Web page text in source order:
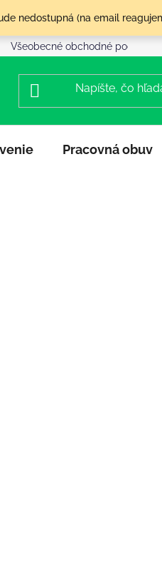
nedostupná (na email
Všeobecné obchodné podmienky
Pracovná obuv